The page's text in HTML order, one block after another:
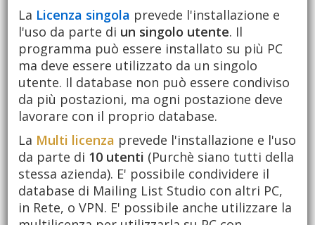
La Licenza singola prevede l'installazione e
l'uso da parte di un singolo utente. Il
programma può essere installato su più PC
ma deve essere utilizzato da un singolo
utente. Il database non può essere condiviso
da più postazioni, ma ogni postazione deve
lavorare con il proprio database.
La Multi licenza prevede l'installazione e l'uso
da parte di 10 utenti (Purchè siano tutti della
stessa azienda). E' possibile condividere il
database di Mailing List Studio con altri PC,
in Rete, o VPN. E' possibile anche utilizzare la